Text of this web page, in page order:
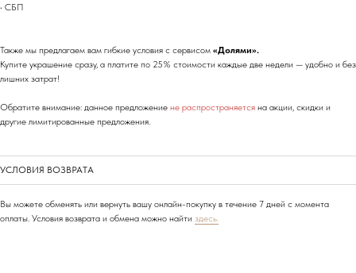
• СБП
Также мы предлагаем вам гибкие условия с сервисом «Долями».
Купите украшение сразу, а платите по 25% стоимости каждые две недели — удобно и без
лишних затрат!
Обратите внимание: данное предложение не распространяется на акции, скидки и
другие лимитированные предложения.
УСЛОВИЯ ВОЗВРАТА
Вы можете обменять или вернуть вашу онлайн-покупку в течение 7 дней с момента
оплаты. Условия возврата и обмена можно найти здесь.
АДРЕСА НАШИХ